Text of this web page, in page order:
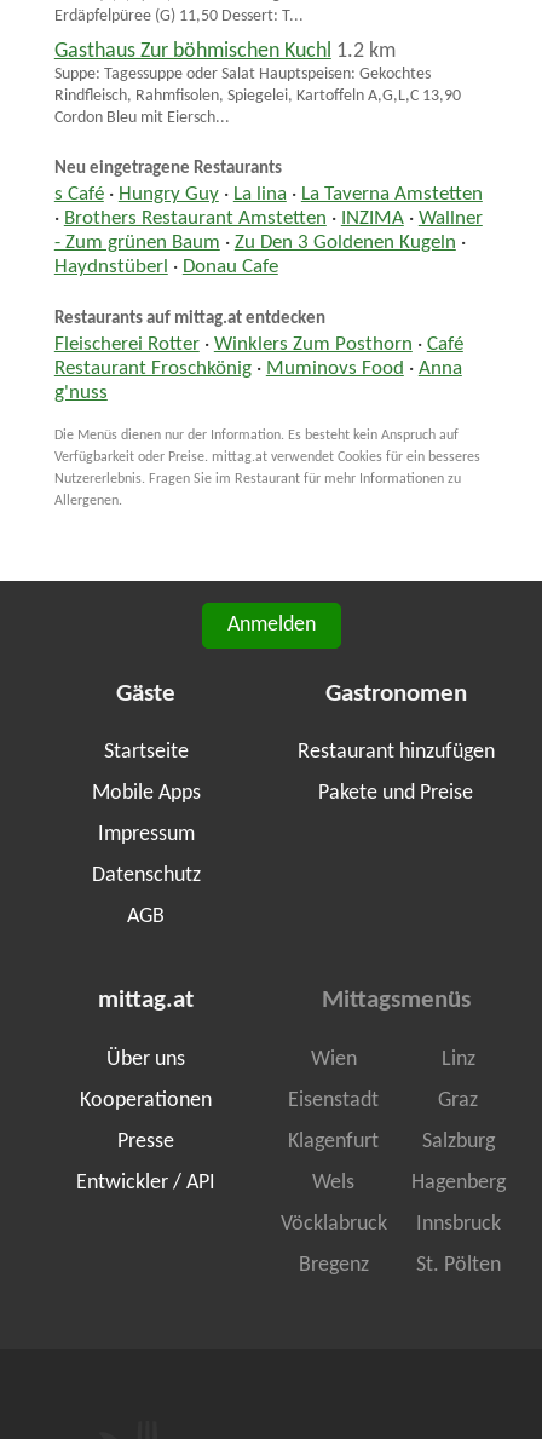
Erdäpfelpüree (G) 11,50 Dessert: T...
Gasthaus Zur böhmischen Kuchl 1.2 km
Suppe: Tagessuppe oder Salat Hauptspeisen: Gekochtes
Rindfleisch, Rahmfisolen, Spiegelei, Kartoffeln A,G,L,C 13,90
Cordon Bleu mit Eiersch...
Neu eingetragene Restaurants
s Café· Hungry Guy· La lina · La Taverna Amstetten
· Brothers Restaurant Amstetten · INZIMA· Wallner
- Zum grünen Baum · Zu Den 3 Goldenen Kugeln ·
Haydnstüberl · Donau Cafe
Restaurants auf mittag.at entdecken
Fleischerei Rotter· Winklers Zum Posthorn · Café
Restaurant Froschkönig· Muminovs Food · Anna
g'nuss
Die Menüs dienen nur der Information. Es besteht kein Anspruch auf
Verfügbarkeit oder Preise. mittag.at verwendet Cookies für ein besseres
Nutzererlebnis. Fragen Sie im Restaurant für mehr Informationen zu
Allergenen.
Anmelden
Gäste
Startseite
Mobile Apps
Impressum
Datenschutz
AGB
Gastronomen
Restaurant hinzufügen
Pakete und Preise
mittag.at
Über uns
Kooperationen
Presse
Entwickler / API
Mittagsmenüs
Wien
Linz
Eisenstadt
Graz
Klagenfurt
Salzburg
Wels
Hagenberg
Vöcklabruck
Innsbruck
Bregenz
St. Pölten